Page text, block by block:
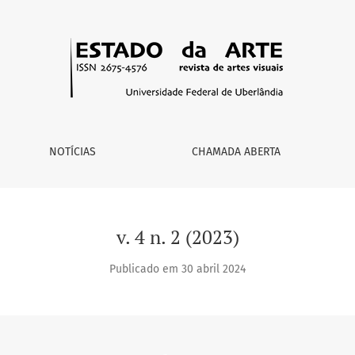
fronteira
NOTÍCIAS CHAMADA ABERTA
v. 4 n. 2 (2023)
Publicado em 30 abril 2024